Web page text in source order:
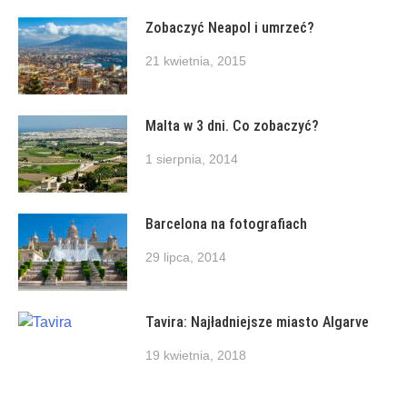
Zobaczyć Neapol i umrzeć?
21 kwietnia, 2015
Malta w 3 dni. Co zobaczyć?
1 sierpnia, 2014
Barcelona na fotografiach
29 lipca, 2014
Tavira: Najładniejsze miasto Algarve
19 kwietnia, 2018